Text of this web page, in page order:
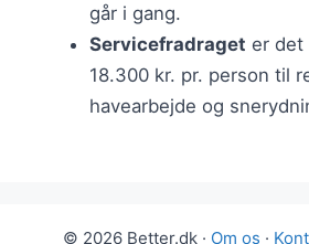
går i gang.
Servicefradraget er det
18.300 kr. pr. person til
havearbejde og
© 2026 Better.dk · Om os ·